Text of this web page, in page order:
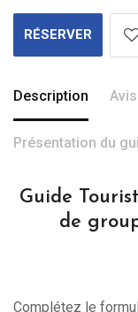
RÉSERVER
Description
Présentation du
Guide
de
Complétez le